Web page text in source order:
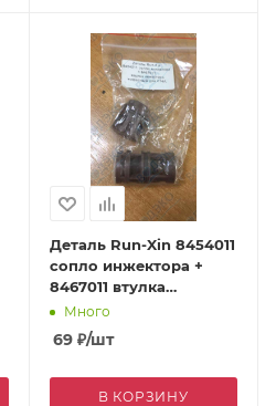
Деталь Run-Xin 8454011
сопло инжектора +
8467011 втулка
инжектора кофейный
для F74A
Много
69₽/шт
В КОРЗИНУ